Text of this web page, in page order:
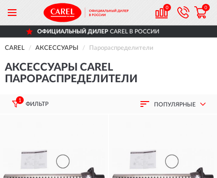
0 0
ДИЛЕРCAREL В РОССИИ
CAREL АКСЕССУАРЫ Парораспределители
АКСЕССУАРЫ CAREL
ПАРОРАСПРЕДЕЛИТЕЛИ
1
ФИЛЬТР ПОПУЛЯРНЫЕ